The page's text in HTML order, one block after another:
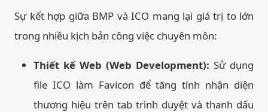
Sự kết hợp giữa BMP và ICO mang lại giá trị to lớn
trong nhiều kịch bản công việc chuyên môn:
Thiết kế Web (Web Development): Sử dụng
file ICO làm Favicon để tăng tính nhận diện
thương hiệu trên tab trình duyệt và thanh dấu